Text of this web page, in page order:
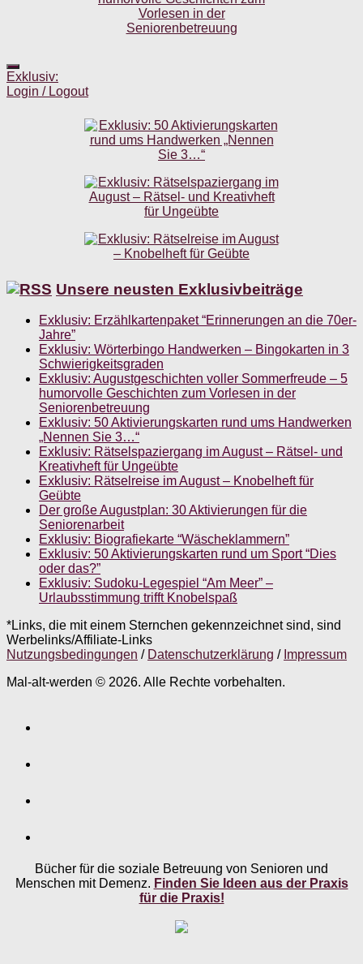
Exklusiv:
Login / Logout
Unsere neusten Exklusivbeiträge
Exklusiv: Erzählkartenpaket “Erinnerungen an die 70er-
Jahre”
Exklusiv: Wörterbingo Handwerken – Bingokarten in 3
Schwierigkeitsgraden
Exklusiv: Augustgeschichten voller Sommerfreude – 5
humorvolle Geschichten zum Vorlesen in der
Seniorenbetreuung
Exklusiv: 50 Aktivierungskarten rund ums Handwerken
„Nennen Sie 3…“
Exklusiv: Rätselspaziergang im August – Rätsel- und
Kreativheft für Ungeübte
Exklusiv: Rätselreise im August – Knobelheft für
Geübte
Der große Augustplan: 30 Aktivierungen für die
Seniorenarbeit
Exklusiv: Biografiekarte “Wäscheklammern”
Exklusiv: 50 Aktivierungskarten rund um Sport “Dies
oder das?”
Exklusiv: Sudoku-Legespiel “Am Meer” –
Urlaubsstimmung trifft Knobelspaß
*Links, die mit einem Sternchen gekennzeichnet sind, sind
Werbelinks/Affiliate-Links
Nutzungsbedingungen / Datenschutzerklärung / Impressum
Mal-alt-werden © 2026. Alle Rechte vorbehalten.
Bücher für die soziale Betreuung von Senioren und
Menschen mit Demenz. Finden Sie Ideen aus der Praxis
für die Praxis!